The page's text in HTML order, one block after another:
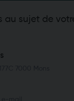
au sujet de